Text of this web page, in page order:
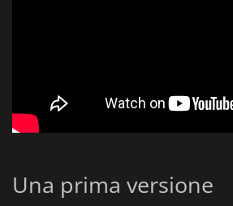
Una prima versione